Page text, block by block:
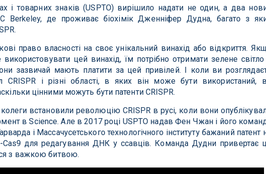
і товарних знаків (USPTO) вирішило надати не один, а два
Berkeley, де проживає біохімік Дженніфер Дудна, багато з
право власності на своє унікальний винахід або відкриття.
цей винахід, їм потрібно отримати зелене
зазвичай мають платити за цей привілей. І коли ви
CRISPR і різні області, в яких він може бути використаний,
цінними можуть бути патенти CRISPR.
встановили революцію CRISPR в русі, коли вони
в Science. Але в 2017 році USPTO надав Фен Чжан і його
і Массачусетського технологічного інституту бажаний патент
Cas9 для редагування ДНК у ссавців. Команда Дудни привертає
з важкою битвою.